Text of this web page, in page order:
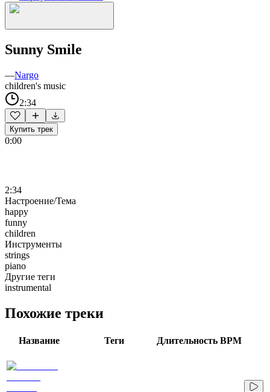
Sunny Smile
—Nargo
children's music
2:34
Купить трек
0:00
2:34
Настроение/Тема
happy
funny
children
Инструменты
strings
piano
Другие теги
instrumental
Похожие треки
Название Теги Длительность BPM